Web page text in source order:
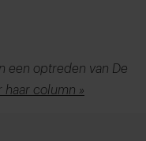
een optreden van De
haar column »